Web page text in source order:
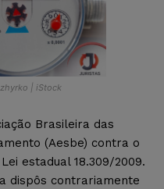
| iStock
Brasileira das
(Aesbe) contra o
estadual 18.309/2009.
dispôs contrariamente